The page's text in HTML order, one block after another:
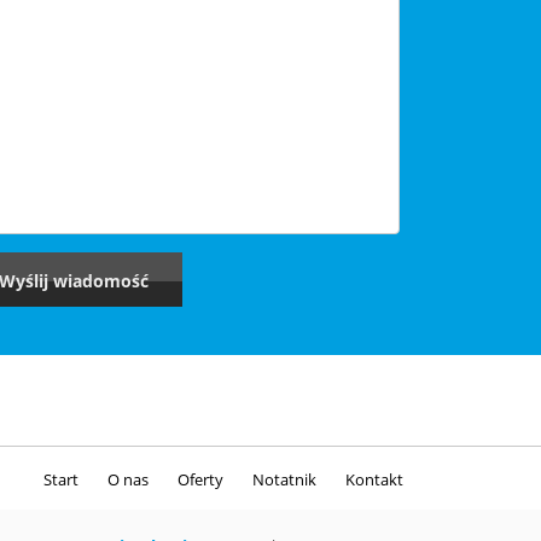
Start O nas Oferty Notatnik Kontakt